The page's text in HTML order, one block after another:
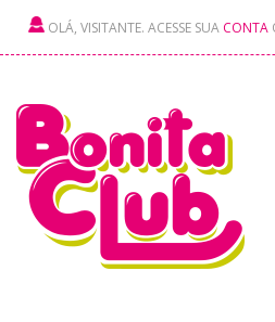
OLÁ, VISITANTE. ACESSE SUA CONTA